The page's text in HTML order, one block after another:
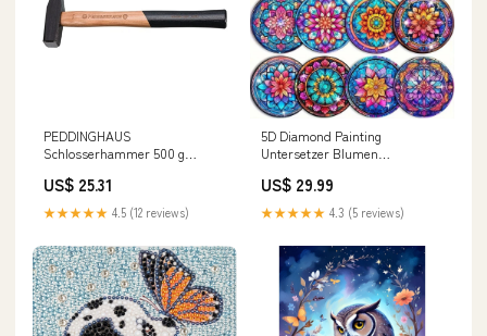
PEDDINGHAUS
Schlosserhammer 500 g
) Fundgrube
US$ 25.31
★★★★★ 4.5 (12 reviews)
5D Diamond Painting
Untersetzer Blumen
US$ 29.99
★★★★★ 4.3 (5 reviews)